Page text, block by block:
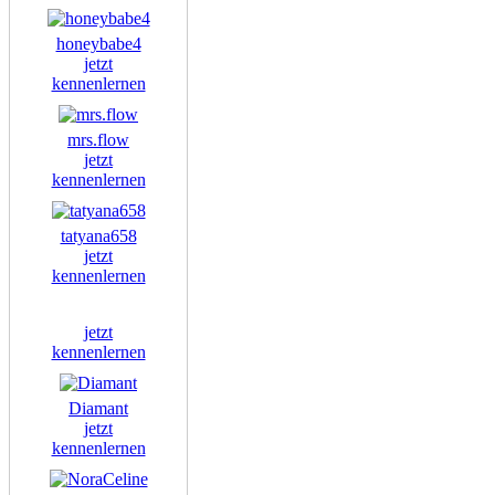
honeybabe4
jetzt
kennenlernen
mrs.flow
jetzt
kennenlernen
tatyana658
jetzt
kennenlernen
jetzt
kennenlernen
Diamant
jetzt
kennenlernen